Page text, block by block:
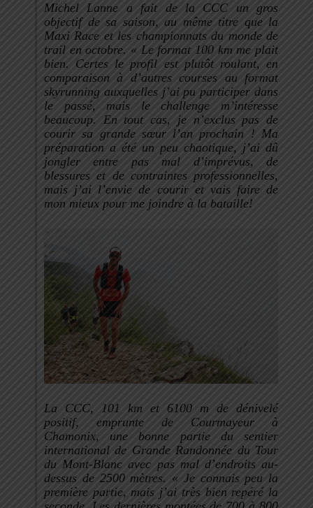
Michel Lanne a fait de la CCC un gros
objectif de sa saison, au même titre que la
Maxi Race et les championnats du monde de
trail en octobre. « Le format 100 km me plait
bien. Certes le profil est plutôt roulant, en
comparaison à d’autres courses au format
skyrunning auxquelles j’ai pu participer dans
le passé, mais le challenge m’intéresse
beaucoup. En tout cas, je n’exclus pas de
courir sa grande sœur l’an prochain ! Ma
préparation a été un peu chaotique, j’ai dû
jongler entre pas mal d’imprévus, de
blessures et de contraintes professionnelles,
mais j’ai l’envie de courir et vais faire de
mon mieux pour me joindre à la bataille!
La CCC, 101 km et 6100 m de dénivelé
positif, emprunte de Courmayeur à
Chamonix, une bonne partie du sentier
international de Grande Randonnée du Tour
du Mont-Blanc avec pas mal d’endroits au-
dessus de 2500 mètres. « Je connais peu la
première partie, mais j’ai très bien repéré la